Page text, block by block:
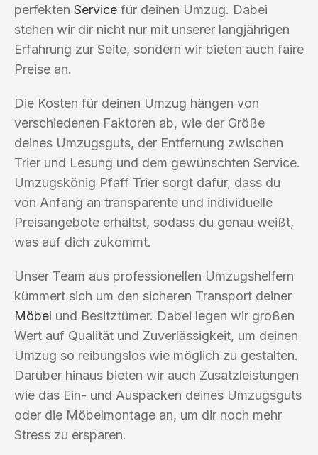
perfekten Service für deinen Umzug. Dabei
stehen wir dir nicht nur mit unserer langjährigen
Erfahrung zur Seite, sondern wir bieten auch faire
Preise an.
Die Kosten für deinen Umzug hängen von
verschiedenen Faktoren ab, wie der Größe
deines Umzugsguts, der Entfernung zwischen
Trier und Lesung und dem gewünschten Service.
Umzugskönig Pfaff Trier sorgt dafür, dass du
von Anfang an transparente und individuelle
Preisangebote erhältst, sodass du genau weißt,
was auf dich zukommt.
Unser Team aus professionellen Umzugshelfern
kümmert sich um den sicheren Transport deiner
Möbel und Besitztümer. Dabei legen wir großen
Wert auf Qualität und Zuverlässigkeit, um deinen
Umzug so reibungslos wie möglich zu gestalten.
Darüber hinaus bieten wir auch Zusatzleistungen
wie das Ein- und Auspacken deines Umzugsguts
oder die Möbelmontage an, um dir noch mehr
Stress zu ersparen.